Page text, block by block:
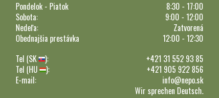
Pondelok - Piatok
8:30 - 17:00
Sobota:
9:00 - 12:00
Nedeľa:
Zatvorená
Obednajšia prestávka
12:00 - 12:30
Tel (SK
):
+421 31 552 93 85
Tel (HU
):
+421 905 922 856
E-mail:
info@nepo.sk
Wir sprechen Deutsch.